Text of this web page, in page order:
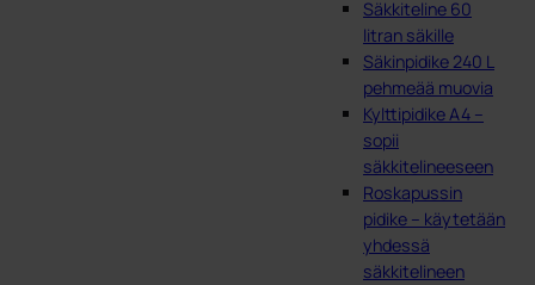
Säkkiteline 60
litran säkille
Säkinpidike 240 L
pehmeää muovia
Kylttipidike A4 –
sopii
säkkitelineeseen
Roskapussin
pidike – käytetään
yhdessä
säkkitelineen